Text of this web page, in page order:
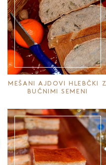
MEŠANI AJDOVI HLEBČKI Z
BUČNIMI SEMENI